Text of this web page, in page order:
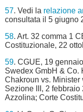
57. Vedi la relazione
consultata il 5 giugno
58. Art. 32 comma 1
Costituzionale, 22
59. CGUE, 19
Swedex GmbH & Co.
Chakroun vs.
Sezione III, 2
Azzolina; Corte